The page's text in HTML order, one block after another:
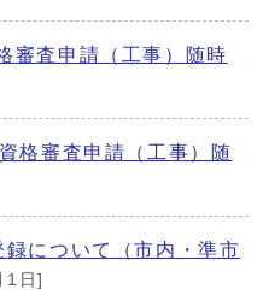
審査申請（工事）随時
格審査申請（工事）随
について（市内・準市
1日]